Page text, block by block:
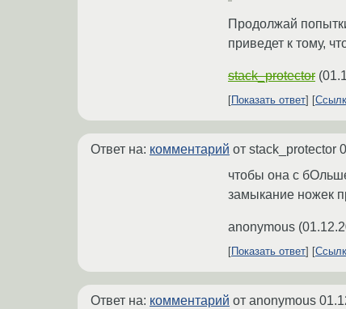
Продолжай
приведет к тому,
stack_protector (
Показать ответ
Ответ на: комментарий от stack_protector
чтобы она с
замыкание ножек
anonymous (
Показать ответ
Ответ на: комментарий от anonymous